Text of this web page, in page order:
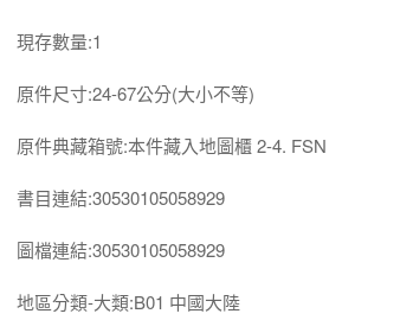
現存數量:1
原件尺寸:24-67公分(大小不等)
原件典藏箱號:本件藏入地圖櫃 2-4. FSN
書目連結:30530105058929
圖檔連結:30530105058929
地區分類-大類:B01 中國大陸